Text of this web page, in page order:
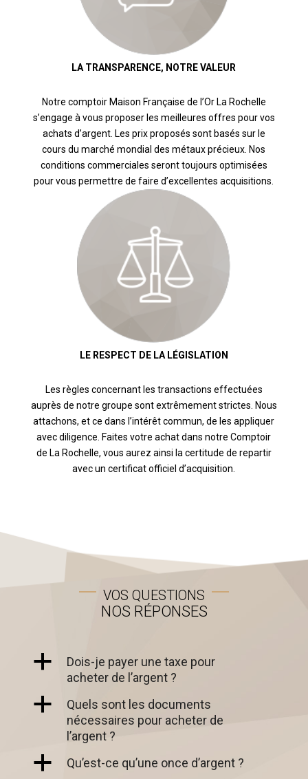
LA TRANSPARENCE, NOTRE VALEUR
Notre comptoir Maison Française de l’Or La Rochelle
s’engage à vous proposer les meilleures offres pour vos
achats d’argent. Les prix proposés sont basés sur le
cours du marché mondial des métaux précieux. Nos
conditions commerciales seront toujours optimisées
pour vous permettre de faire d’excellentes acquisitions.
LE RESPECT DE LA LÉGISLATION
Les règles concernant les transactions effectuées
auprès de notre groupe sont extrêmement strictes. Nous
attachons, et ce dans l’intérêt commun, de les appliquer
avec diligence. Faites votre achat dans notre Comptoir
de La Rochelle, vous aurez ainsi la certitude de repartir
avec un certificat officiel d’acquisition.
VOS QUESTIONS
NOS RÉPONSES
a
Dois-je payer une taxe pour
acheter de l’argent ?
a
Quels sont les documents
nécessaires pour acheter de
l’argent ?
a Qu’est-ce qu’une once d’argent ?